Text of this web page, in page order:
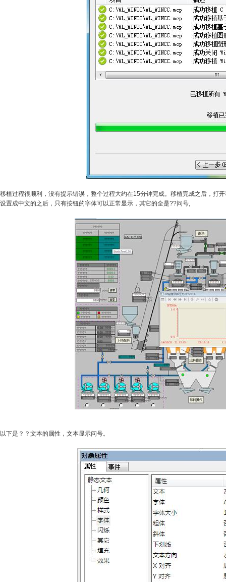
移植过程很顺利，没有提示错误，整个过程大约在15分钟完成。移植完成之后，打
设置成中文的之后，只有按钮的字体可以正常显示，其它的全是??问号,
以下是？？文本的属性，文本显示问号。